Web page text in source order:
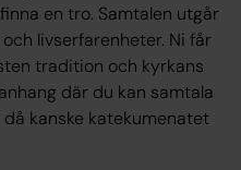
en tro. Samtalen utgår
livserfarenheter. Ni får
tradition och kyrkans
där du kan samtala
kanske katekumenatet